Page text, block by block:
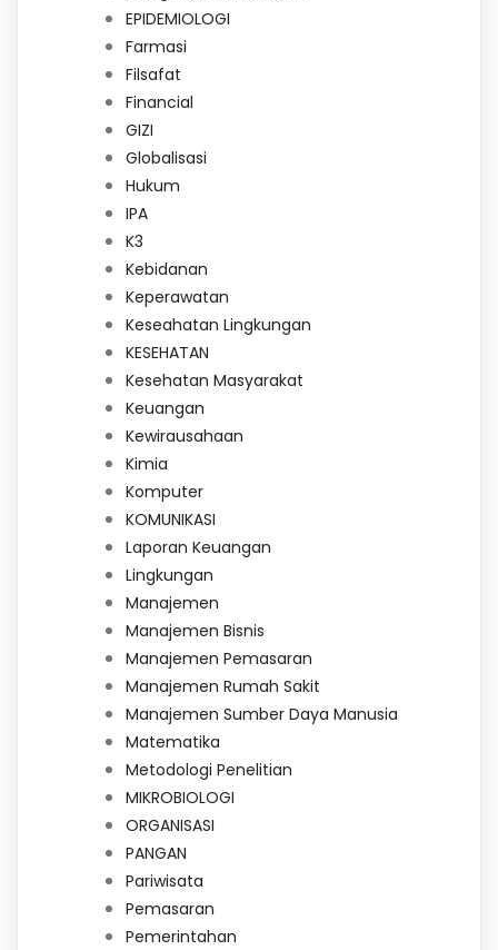
EPIDEMIOLOGI
Farmasi
Filsafat
Financial
GIZI
Globalisasi
Hukum
IPA
K3
Kebidanan
Keperawatan
Keseahatan Lingkungan
KESEHATAN
Kesehatan Masyarakat
Keuangan
Kewirausahaan
Kimia
Komputer
KOMUNIKASI
Laporan Keuangan
Lingkungan
Manajemen
Manajemen Bisnis
Manajemen Pemasaran
Manajemen Rumah Sakit
Manajemen Sumber Daya Manusia
Matematika
Metodologi Penelitian
MIKROBIOLOGI
ORGANISASI
PANGAN
Pariwisata
Pemasaran
Pemerintahan